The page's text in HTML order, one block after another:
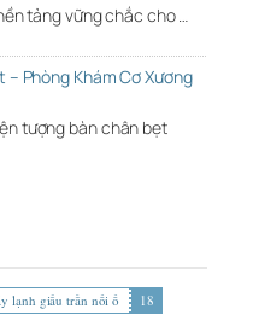
tảng vững chắc cho …
Phòng Khám Cơ Xương
tượng bàn chân bẹt
lạnh giấu trần nối ố
18